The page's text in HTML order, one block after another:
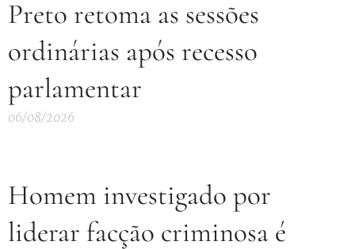
Preto retoma as sessões
ordinárias após recesso
parlamentar
06/08/2026
Homem investigado por
liderar facção criminosa é